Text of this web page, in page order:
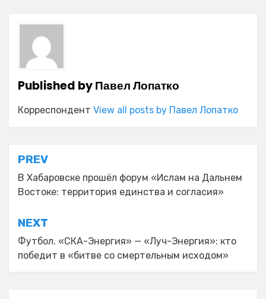
Published byПавел Лопатко
Корреспондент View all posts by Павел Лопатко
Навигация
по
записям
PREV
В Хабаровске прошёл форум «Ислам на Дальнем
Востоке: территория единства и согласия»
NEXT
Футбол. «СКА-Энергия» — «Луч-Энергия»: кто
победит в «битве со смертельным исходом»